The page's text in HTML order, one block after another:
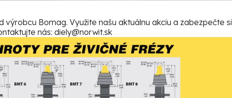
Bomag. Využite našu aktuálnu akciu a zabezpečte si
nás: diely@norwit.sk